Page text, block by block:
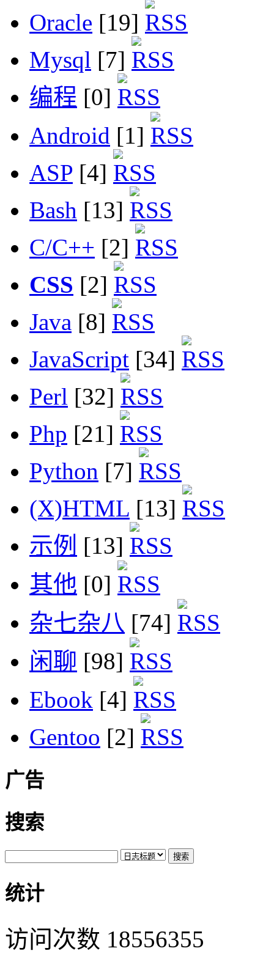
Oracle [19]
Mysql [7]
编程 [0]
Android [1]
ASP [4]
Bash [13]
C/C++ [2]
CSS [2]
Java [8]
JavaScript [34]
Perl [32]
Php [21]
Python [7]
(X)HTML [13]
示例 [13]
其他 [0]
杂七杂八 [74]
闲聊 [98]
Ebook [4]
Gentoo [2]
广告
搜索
统计
访问次数 18556355